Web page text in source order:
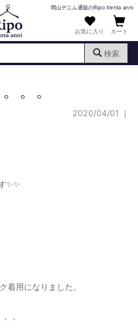
岡山デニム通販のRipo trenta anni
お気に入り カート
検索
。。
2020/04/01 ｜
✨✨
着用になりました。
。